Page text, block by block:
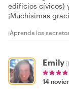
edificios cívicos)
¡Muchísimas
¡Aprenda los
Emily
14